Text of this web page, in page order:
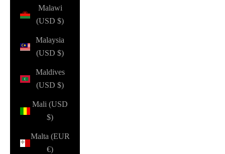
Malawi
(USD $)
Malaysia
(USD $)
Maldives
(USD $)
Mali (USD
$)
Malta (EUR
€)